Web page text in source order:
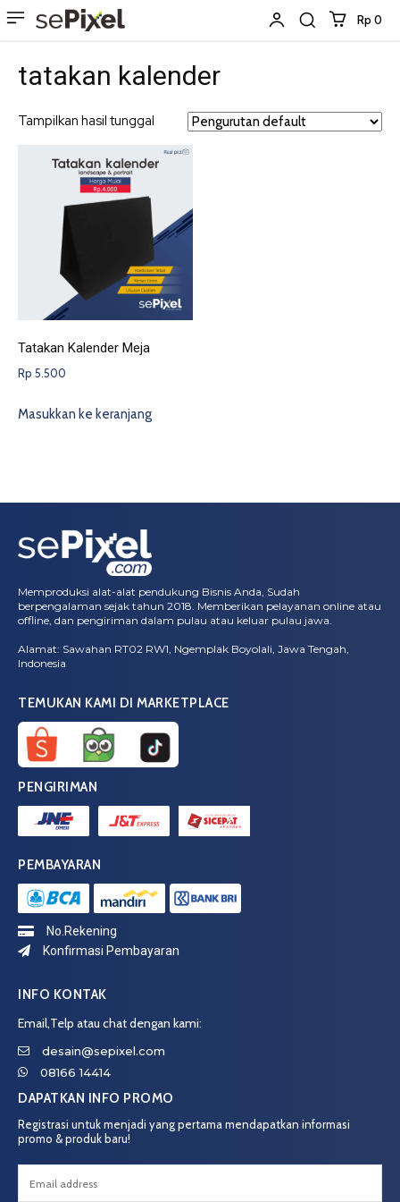
Rp 0
tatakan kalender
Tampilkan hasil tunggal
Tatakan Kalender Meja
Rp 5.500
Masukkan ke keranjang
Memproduksi alat-alat pendukung Bisnis Anda, Sudah
berpengalaman sejak tahun 2018. Memberikan pelayanan online atau
offline, dan pengiriman dalam pulau atau keluar pulau jawa.
Alamat: Sawahan RT02 RW1, Ngemplak Boyolali, Jawa Tengah,
Indonesia
TEMUKAN KAMI DI MARKETPLACE
PENGIRIMAN
PEMBAYARAN
No.Rekening
Konfirmasi Pembayaran
INFO KONTAK
Email,Telp atau chat dengan kami:
desain@sepixel.com
08166 14414
DAPATKAN INFO PROMO
Registrasi untuk menjadi yang pertama mendapatkan informasi
promo & produk baru!